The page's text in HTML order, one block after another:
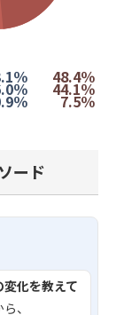
％ 48.4％
％ 44.1％
％ 7.5％
ード
化を教えて
、